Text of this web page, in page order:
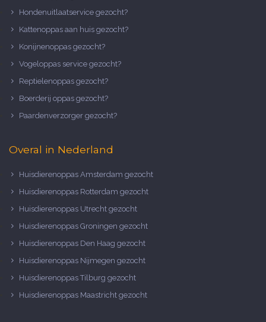
Hondenuitlaatservice gezocht?
Kattenoppas aan huis gezocht?
Konijnenoppas gezocht?
Vogeloppas service gezocht?
Reptielenoppas gezocht?
Boerderij oppas gezocht?
Paardenverzorger gezocht?
Overal in Nederland
Huisdierenoppas Amsterdam gezocht
Huisdierenoppas Rotterdam gezocht
Huisdierenoppas Utrecht gezocht
Huisdierenoppas Groningen gezocht
Huisdierenoppas Den Haag gezocht
Huisdierenoppas Nijmegen gezocht
Huisdierenoppas Tilburg gezocht
Huisdierenoppas Maastricht gezocht